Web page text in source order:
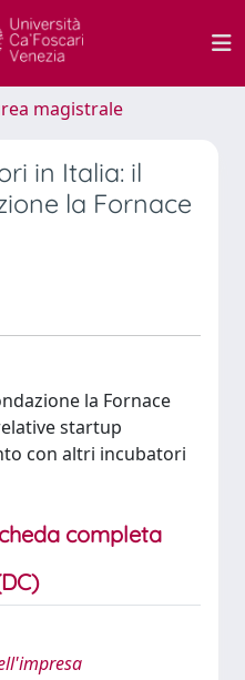
magistrale
in Italia: il
la Fornace
la Fornace
startup
con altri incubatori
completa